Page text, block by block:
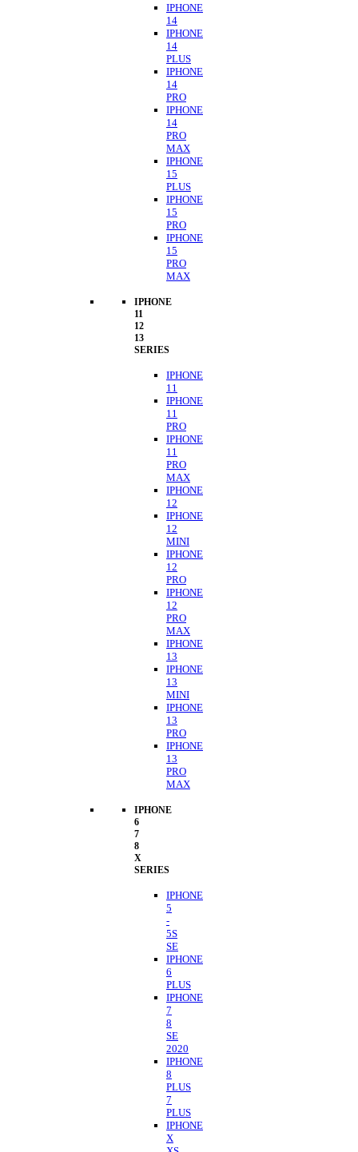
IPHONE
14
IPHONE
14
PLUS
IPHONE
14
PRO
IPHONE
14
PRO
MAX
IPHONE
15
PLUS
IPHONE
15
PRO
IPHONE
15
PRO
MAX
IPHONE
11
12
13
SERIES
IPHONE
11
IPHONE
11
PRO
IPHONE
11
PRO
MAX
IPHONE
12
IPHONE
12
MINI
IPHONE
12
PRO
IPHONE
12
PRO
MAX
IPHONE
13
IPHONE
13
MINI
IPHONE
13
PRO
IPHONE
13
PRO
MAX
IPHONE
6
7
8
X
SERIES
IPHONE
5
-
5S
SE
IPHONE
6
PLUS
IPHONE
7
8
SE
2020
IPHONE
8
PLUS
7
PLUS
IPHONE
X